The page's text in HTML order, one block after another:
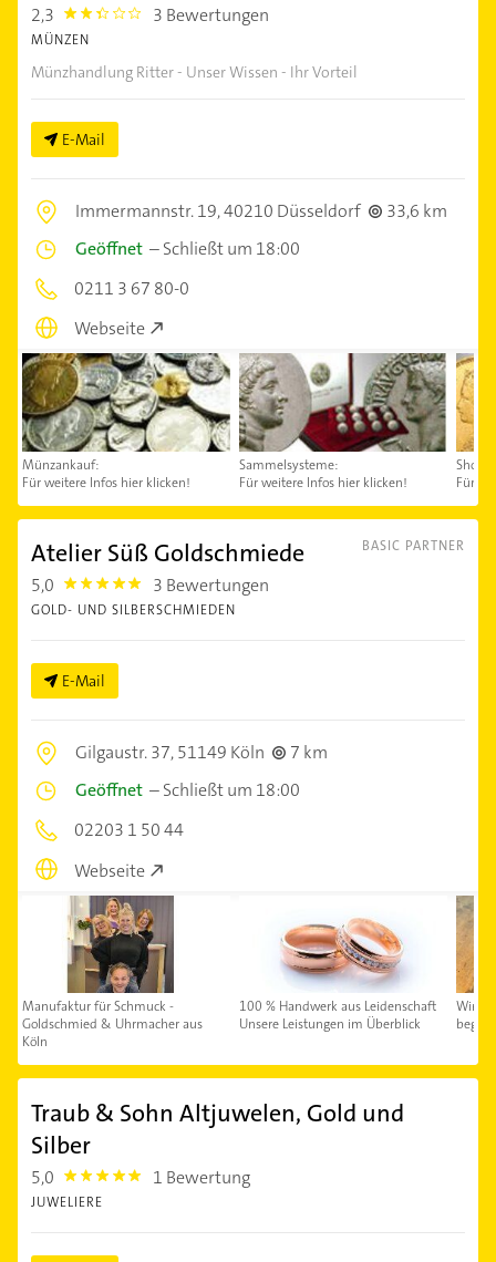
2,3 2.3 3 Bewertungen
MÜNZEN
Münzhandlung Ritter - Unser Wissen - Ihr Vorteil
E-Mail
Immermannstr. 19,40210 Düsseldorf
33,6 km
Geöffnet –Schließt um 18:00
0211 3 67 80-0
Webseite
Münzankauf:
Für weitere Infos hier klicken!
Sammelsysteme:
Für weitere Infos hier klicken!
Shop:
Für
BASIC PARTNER
Atelier Süß Goldschmiede
5,0 5.0 3 Bewertungen
GOLD- UND SILBERSCHMIEDEN
E-Mail
Gilgaustr. 37,51149 Köln
7 km
Geöffnet –Schließt um 18:00
02203 1 50 44
Webseite
Manufaktur für Schmuck -
Goldschmied & Uhrmacher aus
Köln
100 % Handwerk aus Leidenschaft
Unsere Leistungen im Überblick
Wir
Traub & Sohn Altjuwelen, Gold und
Silber
5,0 5.0 1 Bewertung
JUWELIERE